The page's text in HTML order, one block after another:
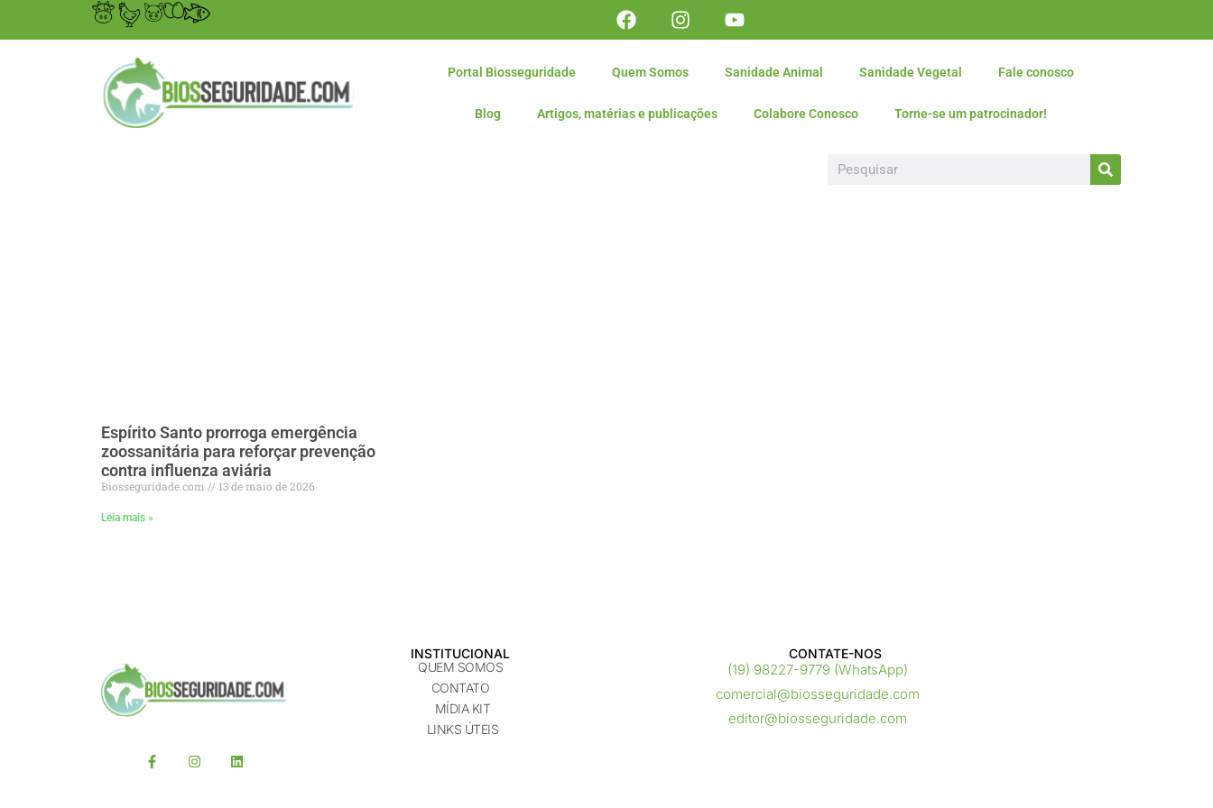
Portal Biosseguridade Quem Somos Sanidade Animal Sanidade Vegetal Fale conosco
Blog Artigos, matérias e publicações Colabore Conosco Torne-se um patrocinador!
Espírito Santo prorroga emergência
zoossanitária para reforçar prevenção
contra influenza aviária
Biosseguridade.com 13 de maio de 2026
Leia mais »
INSTITUCIONAL
QUEM SOMOS
CONTATO
MÍDIA KIT
LINKS ÚTEIS
CONTATE-NOS ​
(19) 98227-9779 (WhatsApp)
comercial@biosseguridade.com
editor@biosseguridade.com